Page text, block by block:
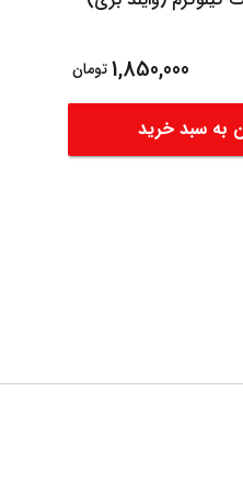
1,850,000تومان
به سبد خرید